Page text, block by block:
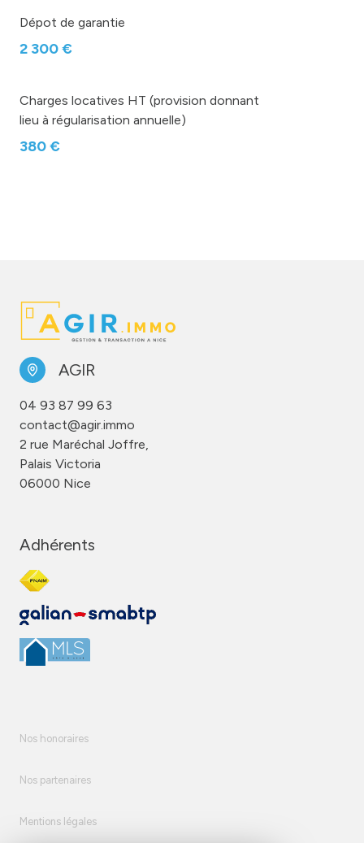
Dépot de garantie
2 300 €
Charges locatives HT (provision donnant
lieu à régularisation annuelle)
380 €
AGIR
04 93 87 99 63
contact@agir.immo
2 rue Maréchal Joffre,
Palais Victoria
06000 Nice
Adhérents
Nos honoraires
Nos partenaires
Mentions légales